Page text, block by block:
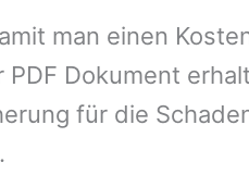
man einen
Dokument
für die